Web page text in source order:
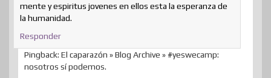
mente y espiritus jovenes en ellos esta la esperanza de
la humanidad.
Responder
Pingback: El caparazón » Blog Archive » #yeswecamp:
nosotros sí podemos.